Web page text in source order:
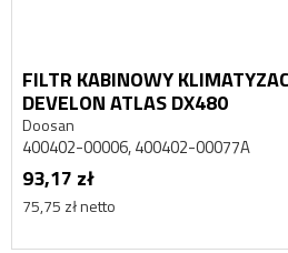
FILTR KABINOWY
DEVELON ATLAS DX480
Doosan
400402-00006, 400402-00077A
93,17 zł
75,75 zł netto